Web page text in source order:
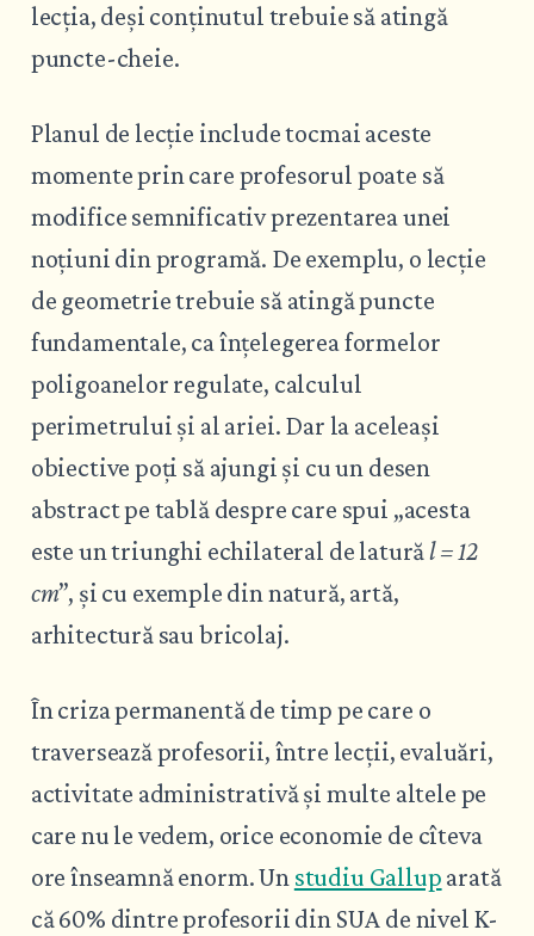
lecția, deși conținutul trebuie să atingă
puncte-cheie.
Planul de lecție include tocmai aceste
momente prin care profesorul poate să
modifice semnificativ prezentarea unei
noțiuni din programă. De exemplu, o lecție
de geometrie trebuie să atingă puncte
fundamentale, ca înțelegerea formelor
poligoanelor regulate, calculul
perimetrului și al ariei. Dar la aceleași
obiective poți să ajungi și cu un desen
abstract pe tablă despre care spui „acesta
este un triunghi echilateral de laturăl = 12
cm”, și cu exemple din natură, artă,
arhitectură sau bricolaj.
În criza permanentă de timp pe care o
traversează profesorii, între lecții, evaluări,
activitate administrativă și multe altele pe
care nu le vedem, orice economie de cîteva
ore înseamnă enorm. Un studiu Gallup arată
că 60% dintre profesorii din SUA de nivel K-